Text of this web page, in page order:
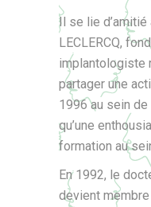
Il se lie
LECLERCQ,
implantologiste
partager une
1996 au sein
qu’une
formation au
En 1992, le
devient